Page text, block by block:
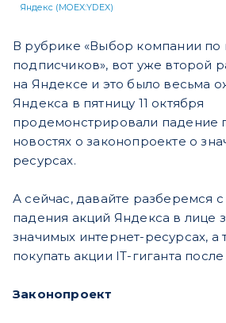
Яндекс (MOEX:YDEX)
В рубрике «Выбор компании по
подписчиков», вот уже второй
на Яндексе и это было весьма
Яндекса в пятницу 11 октября
продемонстрировали падение
новостях о законопроекте о
ресурсах.
А сейчас, давайте разберемся
падения акций Яндекса в лице
значимых интернет-ресурсах, а
покупать акции IT-гиганта
Законопроект